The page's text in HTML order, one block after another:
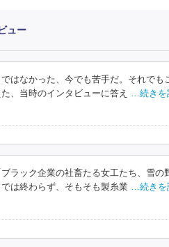
ュー
はなかった、今でも苦手だ。それで
、当時のインタビューに答え
…続きを
ラック企業の社畜たる女工たち、雪
は終わらず、そもそも製糸業 …続きを